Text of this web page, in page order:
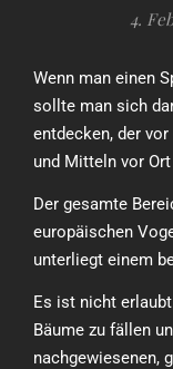
4.
Wenn man einen
sollte man sich
entdecken, der
und Mitteln vor
Der gesamte
europäischen
unterliegt einem
Es ist nicht
Bäume zu fällen
nachgewiesenen,